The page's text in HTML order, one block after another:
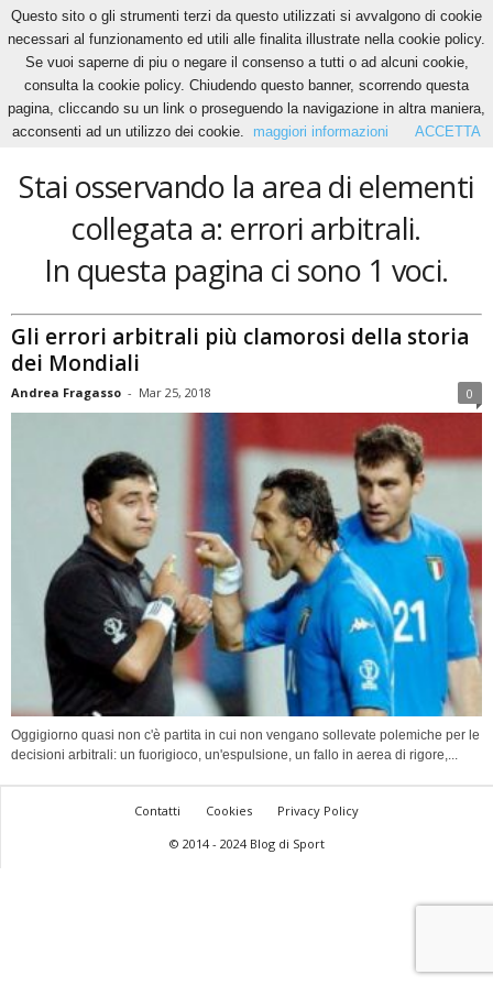
Home Tags Errori arbitrali
errori arbitrali
Stai osservando la area di elementi
collegata a: errori arbitrali.
In questa pagina ci sono 1 voci.
Gli errori arbitrali più clamorosi della storia
dei Mondiali
Andrea Fragasso - Mar 25, 2018 0
Oggigiorno quasi non c'è partita in cui non vengano sollevate polemiche per le
decisioni arbitrali: un fuorigioco, un'espulsione, un fallo in aerea di rigore,...
Contatti Cookies
Privacy Policy
© 2014 - 2024 Blog di Sport
Questo sito o gli strumenti terzi da questo utilizzati si avvalgono di cookie
necessari al funzionamento ed utili alle finalita illustrate nella cookie policy.
Se vuoi saperne di piu o negare il consenso a tutti o ad alcuni cookie,
consulta la cookie policy. Chiudendo questo banner, scorrendo questa
pagina, cliccando su un link o proseguendo la navigazione in altra maniera,
acconsenti ad un utilizzo dei cookie.
maggiori informazioni ACCETTA